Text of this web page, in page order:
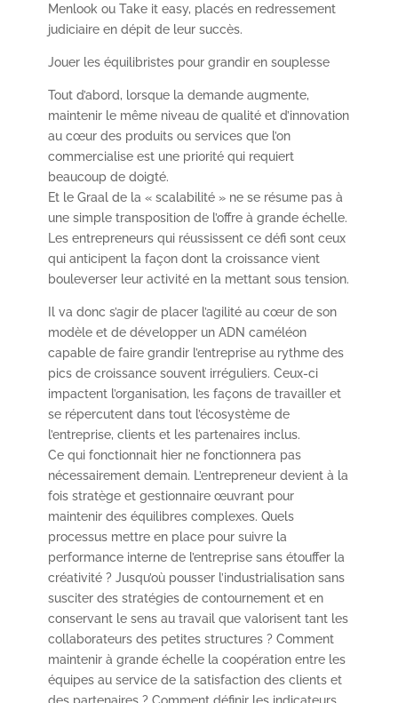
Menlook ou Take it easy, placés en redressement
judiciaire en dépit de leur succès.
Jouer les équilibristes pour grandir en souplesse
Tout d’abord, lorsque la demande augmente,
maintenir le même niveau de qualité et d’innovation
au cœur des produits ou services que l’on
commercialise est une priorité qui requiert
beaucoup de doigté.
Et le Graal de la « scalabilité » ne se résume pas à
une simple transposition de l’offre à grande échelle.
Les entrepreneurs qui réussissent ce défi sont ceux
qui anticipent la façon dont la croissance vient
bouleverser leur activité en la mettant sous tension.
Il va donc s’agir de placer l’agilité au cœur de son
modèle et de développer un ADN caméléon
capable de faire grandir l’entreprise au rythme des
pics de croissance souvent irréguliers. Ceux-ci
impactent l’organisation, les façons de travailler et
se répercutent dans tout l’écosystème de
l’entreprise, clients et les partenaires inclus.
Ce qui fonctionnait hier ne fonctionnera pas
nécessairement demain. L’entrepreneur devient à la
fois stratège et gestionnaire œuvrant pour
maintenir des équilibres complexes. Quels
processus mettre en place pour suivre la
performance interne de l’entreprise sans étouffer la
créativité ? Jusqu’où pousser l’industrialisation sans
susciter des stratégies de contournement et en
conservant le sens au travail que valorisent tant les
collaborateurs des petites structures ? Comment
maintenir à grande échelle la coopération entre les
équipes au service de la satisfaction des clients et